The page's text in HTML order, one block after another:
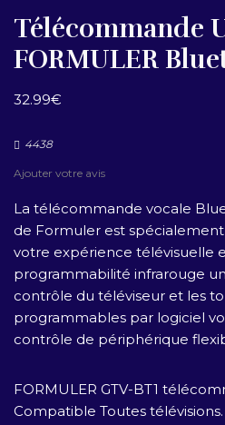
Télécommande
FORMULER
32.99€
4438
Ajouter votre avis
La télécommande vocale
de Formuler est
votre expérience télévisuelle
programmabilité infrarouge
contrôle du téléviseur et les
programmables par logiciel
contrôle de périphérique
FORMULER GTV-BT1
Compatible Toutes télévisions.